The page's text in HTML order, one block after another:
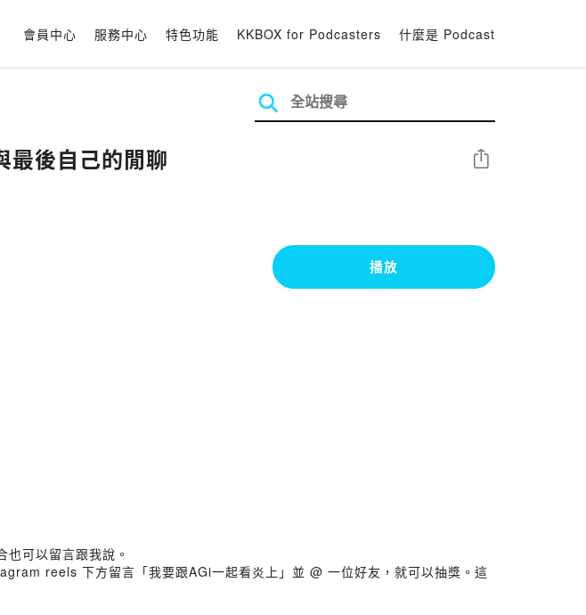
會員中心 服務中心 特色功能 KKBOX for Podcasters 什麼是 Podcast
後自己的閒聊 分享
播放
可以留言跟我說。
reels 下方留言「我要跟AGi一起看炎上」並 @ 一位好友，就可以抽獎。這